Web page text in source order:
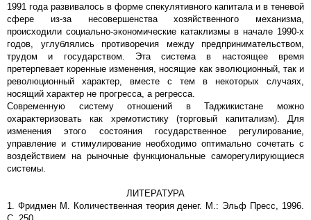
1991 года развивалось в форме спекулятивного капитала и в теневой
сфере из-за несовершенства хозяйственного механизма,
происходили социально-экономические катаклизмы в начале 1990-х
годов, углублялись противоречия между предпринимательством,
трудом и государством. Эта система в настоящее время
претерпевает коренные изменения, носящие как эволюционный, так и
революционный характер, вместе с тем в некоторых случаях,
носящий характер не прогресса, а регресса.
Современную систему отношений в Таджикистане можно
охарактеризовать как хремотистику (торговый капитализм). Для
изменения этого состояния государственное регулирование,
управление и стимулирование необходимо оптимально сочетать с
воздействием на рыночные функциональные саморегулирующиеся
системы.
ЛИТЕРАТУРА
1. Фридмен М. Количественная теория денег. М.: Эльф Пресс, 1996.
С. 250.